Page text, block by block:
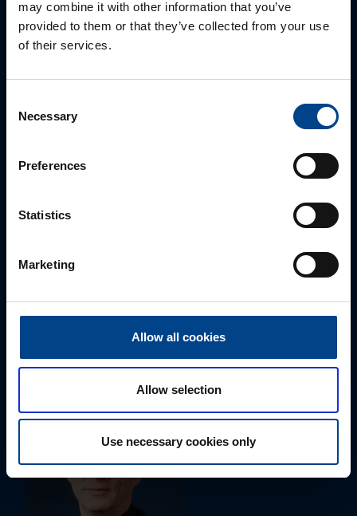
may combine it with other information that you’ve
provided to them or that they’ve collected from your use
of their services.
Selection
Necessary
Preferences
Statistics
Marketing
Allow all cookies
Allow selection
Use necessary cookies only
ALUEMYYNTIPÄÄLLIKKÖ, LÄNSI-SUOMI
ALUEMYYNTIPÄÄLLIKKÖ, ITÄ-SUOMI
+358 40 687 7998